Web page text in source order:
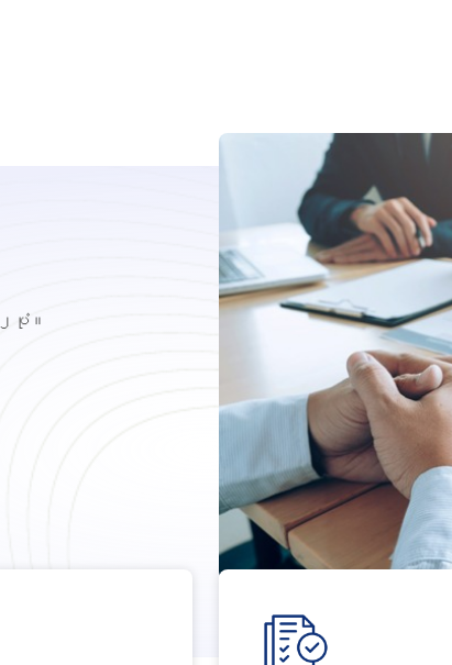
၂ပုံ။